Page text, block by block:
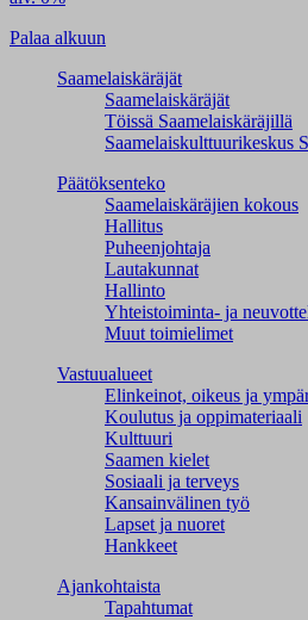
Palaa alkuun
Saamelaiskäräjät
Saamelaiskäräjät
Töissä Saamelaiskäräjillä
Saamelaiskulttuuri­keskus
Päätöksenteko
Saamelaiskäräjien kokous
Hallitus
Puheenjohtaja
Lautakunnat
Hallinto
Yhteistoiminta- ja
Muut toimielimet
Vastuualueet
Elinkeinot, oikeus ja
Koulutus ja oppimateriaali
Kulttuuri
Saamen kielet
Sosiaali ja terveys
Kansainvälinen työ
Lapset ja nuoret
Hankkeet
Ajankohtaista
Tapahtumat